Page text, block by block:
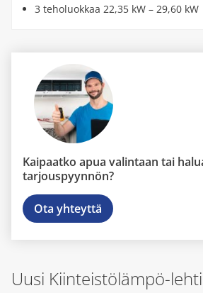
3 teholuokkaa 22,35 kW – 29,60 kW
Kaipaatko apua valintaan tai
tarjouspyynnön?
Ota yhteyttä
Uusi Kiinteistölämpö-